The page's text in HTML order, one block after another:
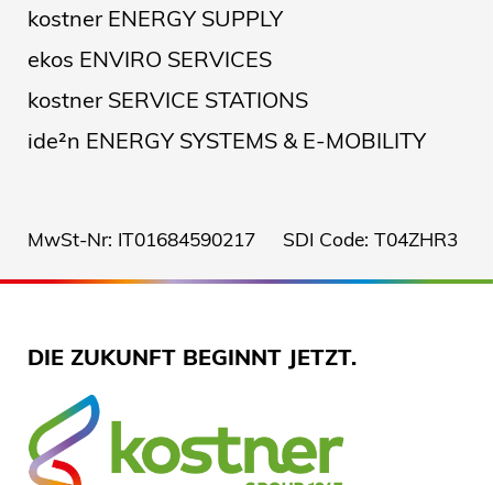
kostner ENERGY SUPPLY
ekos ENVIRO SERVICES
kostner SERVICE STATIONS
ide²n ENERGY SYSTEMS & E-MOBILITY
MwSt-Nr: IT01684590217 SDI Code: T04ZHR3
DIE ZUKUNFT BEGINNT JETZT.